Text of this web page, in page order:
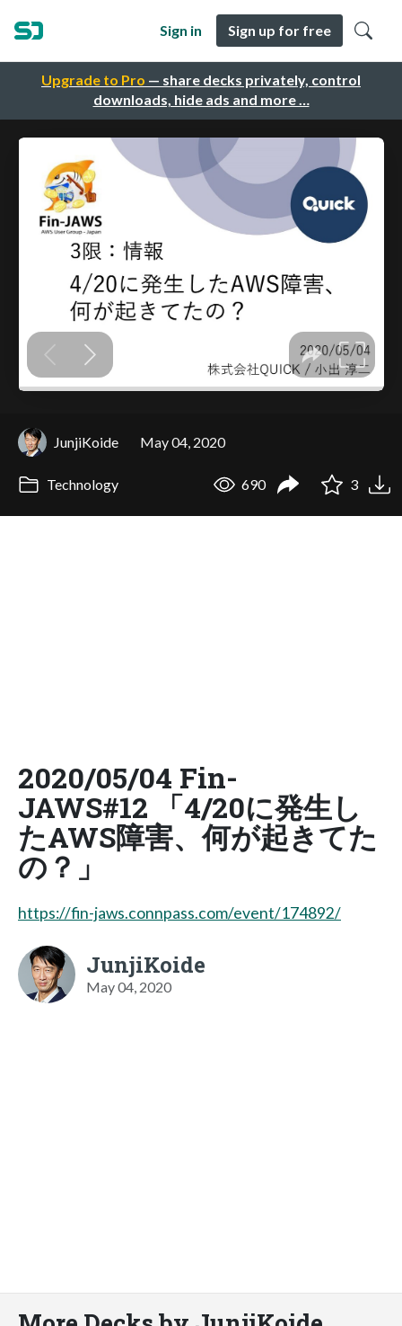
Upgrade to Pro — share decks privately, control
downloads, hide ads and more …
Sign in Sign up for free
JunjiKoide May 04, 2020
Technology 690 3
2020/05/04 Fin-
JAWS#12 「4/20に発生し
たAWS障害、何が起きてた
の？」
https://fin-jaws.connpass.com/event/174892/
JunjiKoide
May 04, 2020